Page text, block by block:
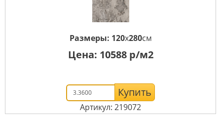
Размеры: 120x280см
Цена: 10588р/м2
Купить
Артикул: 219072